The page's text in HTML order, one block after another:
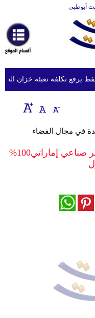
أخبارعاجلة
رياضة
ثقافة
إقتصاد
تكلفة تعبئة خزان الديزل في بريطانيا
في مجال الفضاء
ولي عهد دبي يُعلن إطلاق أول قمر صناعي إماراتي100%